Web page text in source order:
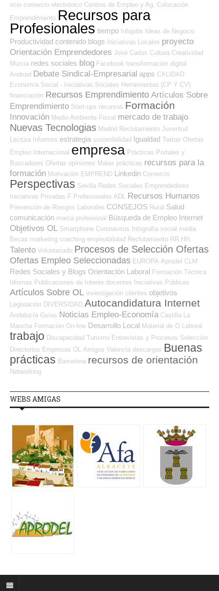
ocio comercio electrónico Centros de Empleo y Ag. Colocación
Emprendimiento Recursos para
Profesionales tiempo Infojobs Ideas de Negocio
Productividad contenido blogs Iniciativas Locales proyecto
Orientación Emprendedores José Carlos Cultura Creatividad
Murcia redes sociales blog Facebook transformación digital
Android Debate Sindical-Empresarial apps CALIDAD
Economía Social - Iniciativas Sociales Herramientas (CP Y CV)
financiación Recursos Emprendimiento Artículos Sobre
Emprendimiento Start-ups recursos Formación
Innovación Medio Ambiente Fiscal mercado de trabajo
Nuevas Tecnologias Madrid Reclutamiento Juventud
Lectura Informes estrategia sostenibilidad Igualdad Twitter Ofertas
Empleo Internacional empresa Prácticas Portales y
Buscadores Ofertas opiniones Malas prácticas recursos para la
formación Motivación EMPREND Linkedin Comercio
Perspectivas Sevilla Redes Sociales Emprendedores
Iniciativas Privadas F Profesionales ADL Recursos Humanos
Prevención de Riesgos Laborales CONSEJOS Rural Salud
comunicación marca profesional Búsqueda de Empleo Internet
Objetivos OL Smartphone Coronavirus Infografía social media
Becas marketing coaching empleabilidad Reclutamiento RR.HH.
Talento Voluntariado Procesos de Selección Ofertas
Ofertas Empleo Seleccionadas EUROPA Aprodel CLM
Redes Sociales y Blogs Orientación Laboral Formación Técnica
Idiomas Publicaciones de Interés docentes Iniciativas Públicas
Artículos Sobre OL investigación clientes objetivos
Legislación DIVERSIDAD Autocandidatura Internet
Andalucía Guías Noticias Empleo-Economía Castilla La
Mancha Formación On-line Desarrollo Local Material de O.Laboral
trabajo Discapacidad Turismo Entrevistas y Procesos Selección
Directorios Empresas OL
Amigos Valencia descargas Buenas
prácticas Barcelona recursos de orientación
Networking
WEBS AMIGAS